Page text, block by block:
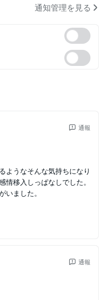
通知管理を見る
通報
ようなそんな気持ちになり
移入しっぱなしでした。
ました。
通報